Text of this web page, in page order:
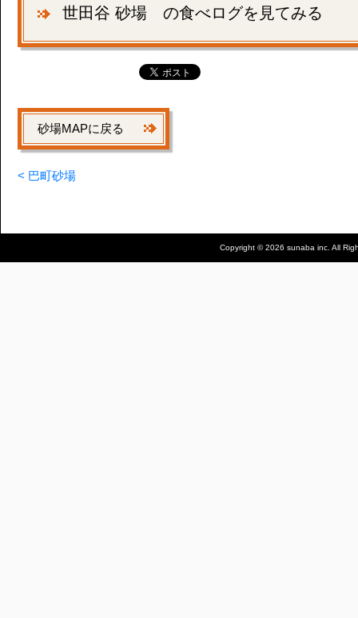
世田谷 砂場 の食べログを見てみる
砂場MAPに戻る
< 巴町砂場
Copyright © 2026 sunaba inc. All